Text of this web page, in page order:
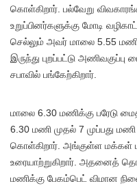
கொள்கிறார். பல்வேறு
உறுப்பினர்களுக்கு மோடி
செல்லும் அவர் மாலை 5.55
இருந்து புறப்பட்டு
சபாவில் பங்கேற்கிறார்.
மாலை 6.30 மணிக்கு பரேடு
6.30 மணி முதல் 7 முப்பது
கொள்கிறார். அங்குள்ள மக்கள்
உரையாற்றுகிறார். அதனைத்
மணிக்கு பேகம்பெட் விமான